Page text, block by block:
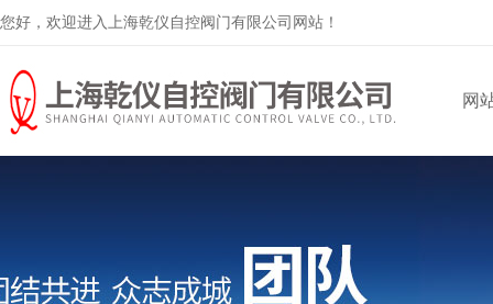
您好，欢迎进入上海乾仪自控阀门有限公司网站！
网